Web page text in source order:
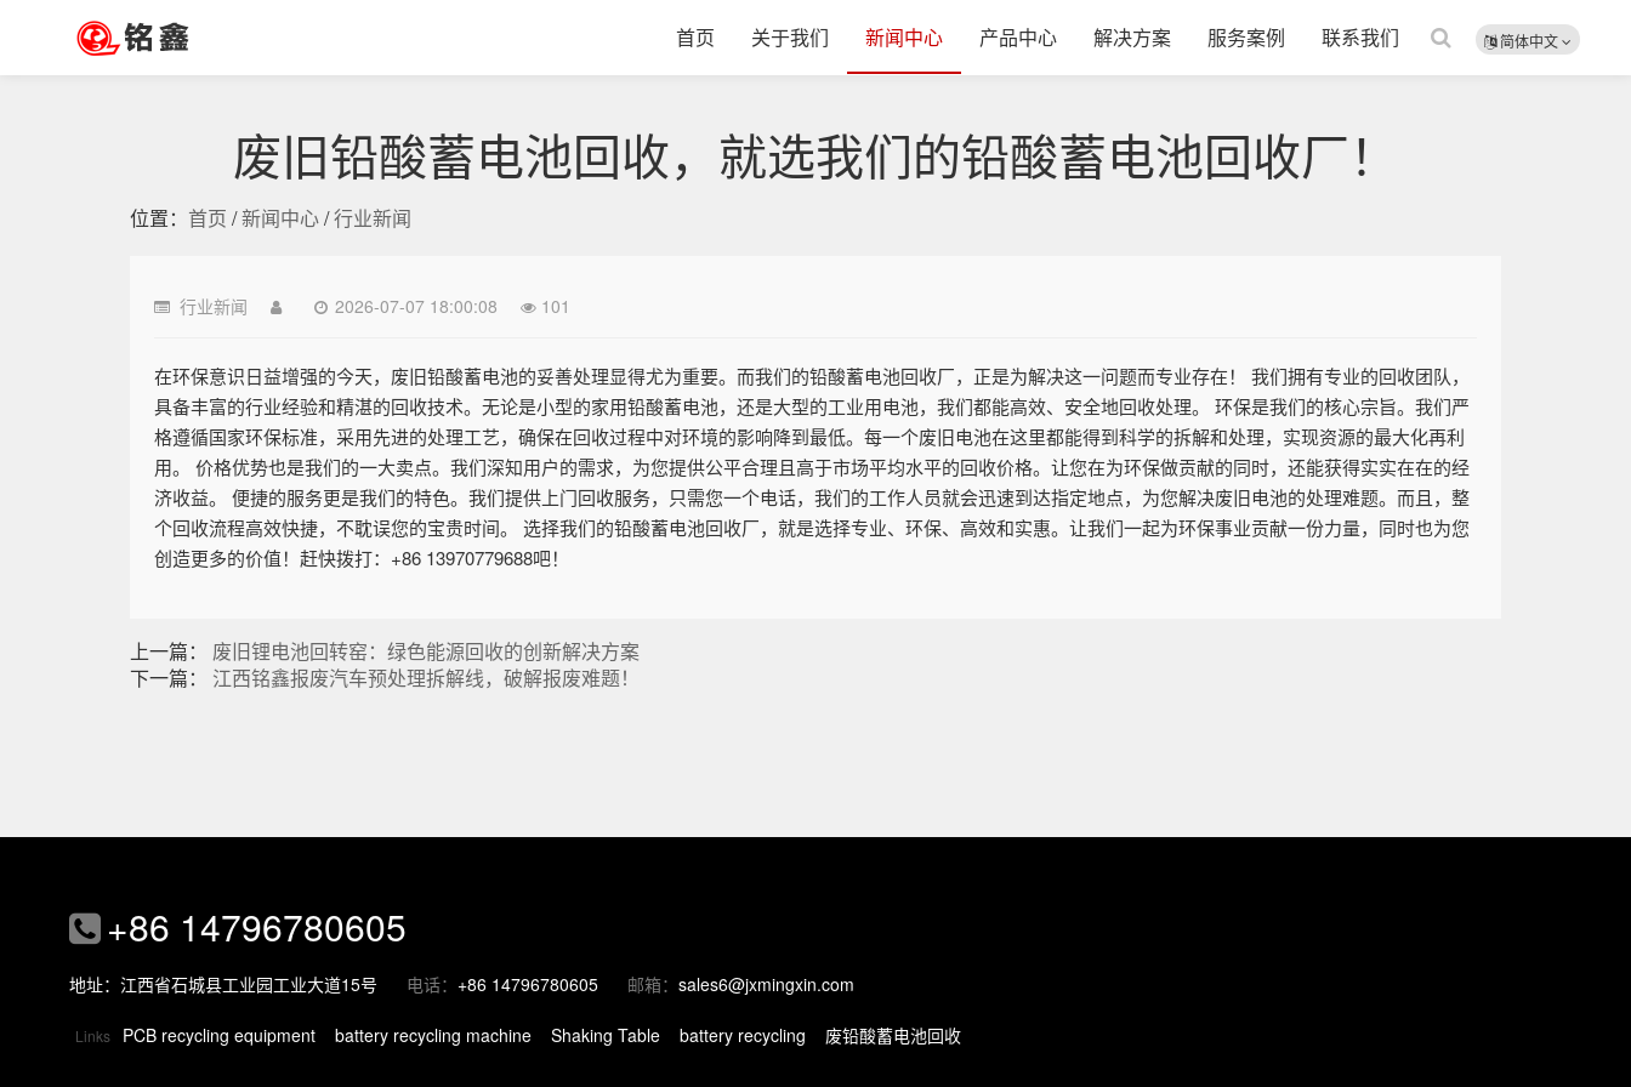
简体中文
首页 关于我们 新闻中心 产品中心 解决方案 服务案例 联系我们
废旧铅酸蓄电池回收，就选我们的铅酸蓄电池回收厂！
位置： 首页 /新闻中心/行业新闻
行业新闻 2026-07-07 18:00:08 101
在环保意识日益增强的今天，废旧铅酸蓄电池的妥善处理显得尤为重要。而我们的铅酸蓄电池回收厂，正是为解决这一问题而专业存在！ 我们拥有专业的回收团队，
具备丰富的行业经验和精湛的回收技术。无论是小型的家用铅酸蓄电池，还是大型的工业用电池，我们都能高效、安全地回收处理。 环保是我们的核心宗旨。我们严
格遵循国家环保标准，采用先进的处理工艺，确保在回收过程中对环境的影响降到最低。每一个废旧电池在这里都能得到科学的拆解和处理，实现资源的最大化再利
用。 价格优势也是我们的一大卖点。我们深知用户的需求，为您提供公平合理且高于市场平均水平的回收价格。让您在为环保做贡献的同时，还能获得实实在在的经
济收益。 便捷的服务更是我们的特色。我们提供上门回收服务，只需您一个电话，我们的工作人员就会迅速到达指定地点，为您解决废旧电池的处理难题。而且，整
个回收流程高效快捷，不耽误您的宝贵时间。 选择我们的铅酸蓄电池回收厂，就是选择专业、环保、高效和实惠。让我们一起为环保事业贡献一份力量，同时也为您
创造更多的价值！赶快拨打：+86 13970779688吧！
上一篇： 废旧锂电池回转窑：绿色能源回收的创新解决方案
下一篇： 江西铭鑫报废汽车预处理拆解线，破解报废难题！
+86 14796780605
地址：江西省石城县工业园工业大道15号 电话： +86 14796780605 邮箱： sales6@jxmingxin.com
Links PCB recycling equipment battery recycling machine Shaking Table battery recycling 废铅酸蓄电池回收